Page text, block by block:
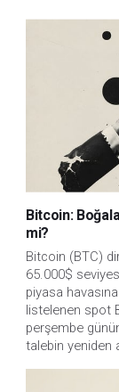
Bitcoin:
mi?
Bitcoin (BTC)
65.000$
piyasa
listelenen spot
perşembe
talebin yeniden